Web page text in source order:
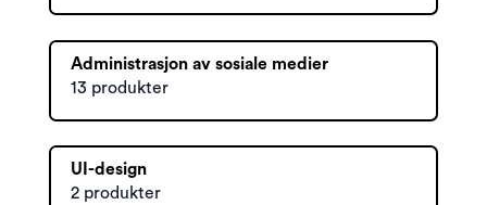
Administrasjon av sosiale medier
13 produkter
UI-design
2 produkter